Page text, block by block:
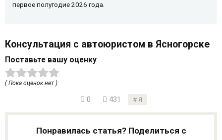
первое полугодие 2026 года.
Консультация с автоюристом в Ясногорске
Поставьте вашу оценку
( Пока оценок нет )
0 431 Я
Понравилась статья? Поделиться с